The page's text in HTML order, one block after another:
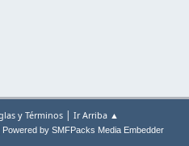
y Términos | Ir Arriba ▲
Powered by SMFPacks Media Embedder